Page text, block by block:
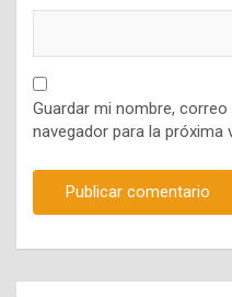
Guardar mi nombre,
navegador para la próxima